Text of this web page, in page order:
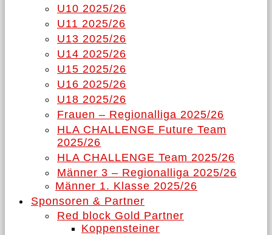
U10 2025/26
U11 2025/26
U13 2025/26
U14 2025/26
U15 2025/26
U16 2025/26
U18 2025/26
Frauen – Regionalliga 2025/26
HLA CHALLENGE Future Team
2025/26
HLA CHALLENGE Team 2025/26
Männer 3 – Regionalliga 2025/26
Männer 1. Klasse 2025/26
Sponsoren & Partner
Red block Gold Partner
Koppensteiner